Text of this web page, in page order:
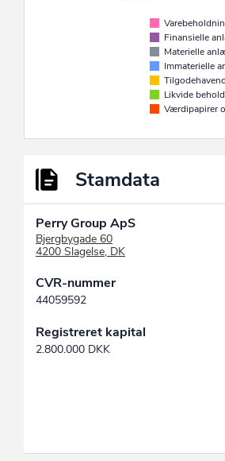
Finansielle
Materielle
Immaterielle
Likvide
Værdipapirer
Stamdata
Perry Group ApS
Bjergbygade 60
4200 Slagelse, DK
CVR-nummer
44059592
Registreret kapital
2.800.000 DKK